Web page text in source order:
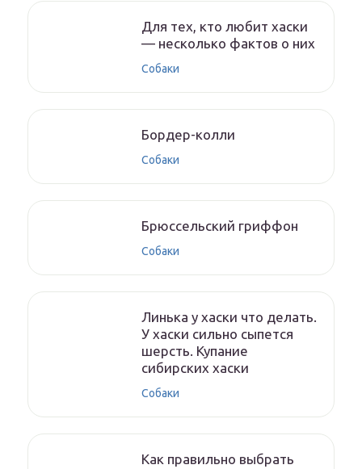
Для тех, кто любит хаски
— несколько фактов о них
Собаки
Бордер-колли
Собаки
Брюссельский гриффон
Собаки
Линька у хаски что делать.
У хаски сильно сыпется
шерсть. Купание
сибирских хаски
Собаки
Как правильно выбрать